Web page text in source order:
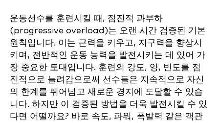
운동선수를 훈련시킬 때, 점진적 과부하
(progressive overload)는 오랜 시간 검증된 기본
원칙입니다. 이는 근력을 키우고, 지구력을 향상시
키며, 전반적인 운동 능력을 발전시키는 데 있어 가
장 중요한 토대입니다. 훈련의 강도, 양, 빈도를 점
진적으로 늘려감으로써 선수들은 지속적으로 자신
의 한계를 뛰어넘고 새로운 경지에 도달할 수 있습
니다. 하지만 이 검증된 방법을 더욱 발전시킬 수 있
다면 어떨까요? 바로 속도, 파워, 폭발력 같은 객관